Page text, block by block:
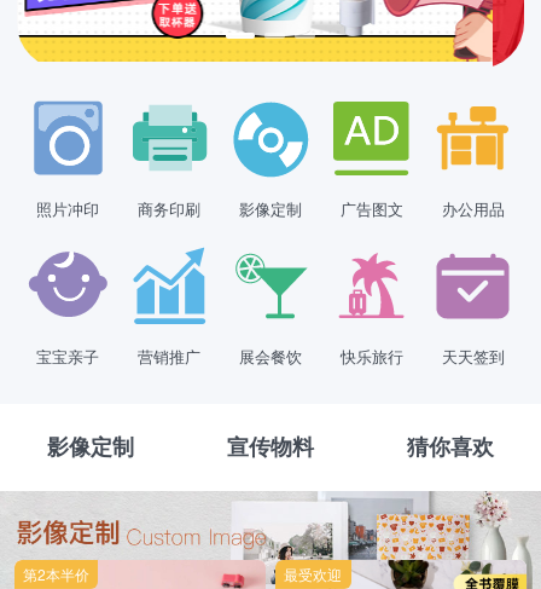
照片冲印 商务印刷 影像定制 广告图文 办公用品
宝宝亲子 营销推广 展会餐饮 快乐旅行 天天签到
影像定制 宣传物料 猜你喜欢
第2本半价 最受欢迎